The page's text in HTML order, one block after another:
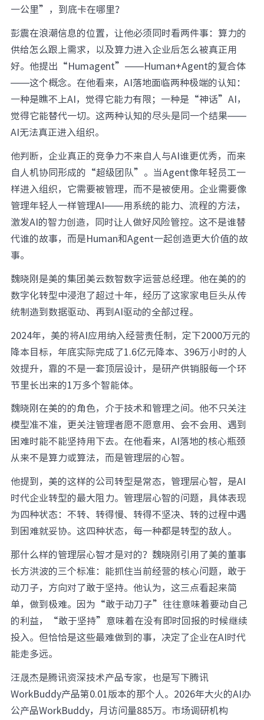
一公里”，到底卡在哪里？
彭震在浪潮信息的位置，让他必须同时看两件事：算力的
供给怎么跟上需求，以及算力进入企业后怎么被真正用
好。他提出“Humagent”——Human+Agent的复合体
——这个概念。在他看来，AI落地面临两种极端的认知：
一种是瞧不上AI，觉得它能力有限；一种是“神话”AI，
觉得它能替代一切。这两种认知的尽头是同一个结果——
AI无法真正进入组织。
他判断，企业真正的竞争力不来自人与AI谁更优秀，而来
自人机协同形成的“超级团队”。当Agent像年轻员工一
样进入组织，它需要被管理，而不是被使用。企业需要像
管理年轻人一样管理AI——用系统的能力、流程的方法，
激发AI的智力创造，同时让人做好风险管控。这不是谁替
代谁的故事，而是Human和Agent一起创造更大价值的故
事。
魏晓刚是美的集团美云数智数字运营总经理。他在美的的
数字化转型中浸泡了超过十年，经历了这家家电巨头从传
统制造到数据驱动、再到AI驱动的全部过程。
2024年，美的将AI应用纳入经营责任制，定下2000万元的
降本目标，年底实际完成了1.6亿元降本、396万小时的人
效提升，靠的不是一套顶层设计，是研产供销服每一个环
节里长出来的1万多个智能体。
魏晓刚在美的的角色，介于技术和管理之间。他不只关注
模型准不准，更关注管理者愿不愿意用、会不会用、遇到
困难时能不能坚持用下去。在他看来，AI落地的核心瓶颈
从来不是算力或算法，而是管理层的心智。
他提到，美的这样的公司转型是常态，管理层心智，是AI
时代企业转型的最大阻力。管理层心智的问题，具体表现
为四种状态：不转、转得慢、转得不坚决、转的过程中遇
到困难就妥协。这四种状态，每一种都是转型的敌人。
那什么样的管理层心智才是对的？魏晓刚引用了美的董事
长方洪波的三个标准：能抓住当前经营的核心问题，敢于
动刀子，方向对了敢于坚持。他认为，这三点看起来简
单，做到极难。因为“敢于动刀子”往往意味着要动自己
的利益，“敢于坚持”意味着在没有即时回报的时候继续
投入。但恰恰是这些最难做到的事，决定了企业在AI时代
能走多远。
汪晟杰是腾讯资深技术产品专家，也是写下腾讯
WorkBuddy产品第0.01版本的那个人。2026年大火的AI办
公产品WorkBuddy，月访问量885万。市场调研机构